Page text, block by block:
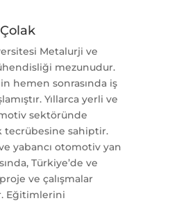
Metalurji ve
mezunudur.
hemen sonrasında iş
Yıllarca yerli ve
sektöründe
tecrübesine sahiptir.
yabancı otomotiv yan
Türkiye’de ve
ve çalışmalar
Eğitimlerini